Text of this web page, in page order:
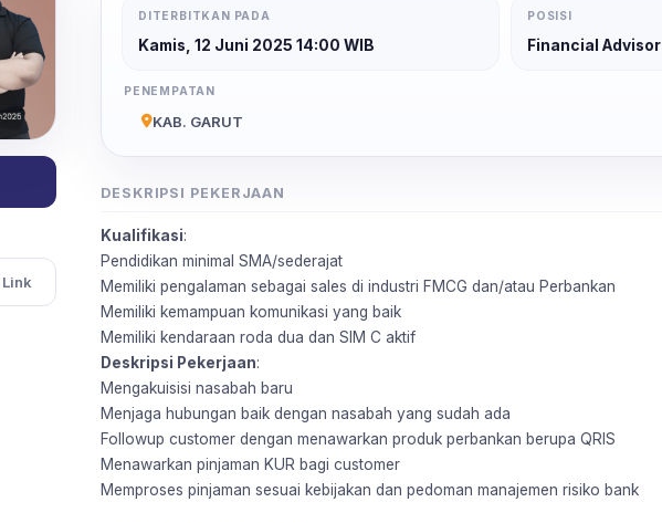
DITERBITKAN PADA
Kamis, 12 Juni 2025 14:00 WIB
POSISI
Financial Advisor
PENEMPATAN
KAB. GARUT
DESKRIPSI PEKERJAAN
Kualifikasi:
Pendidikan minimal SMA/sederajat
Memiliki pengalaman sebagai sales di industri FMCG dan/atau Perbankan
Memiliki kemampuan komunikasi yang baik
Memiliki kendaraan roda dua dan SIM C aktif
Deskripsi Pekerjaan:
Mengakuisisi nasabah baru
Menjaga hubungan baik dengan nasabah yang sudah ada
Followup customer dengan menawarkan produk perbankan berupa QRIS
Menawarkan pinjaman KUR bagi customer
Memproses pinjaman sesuai kebijakan dan pedoman manajemen risiko bank